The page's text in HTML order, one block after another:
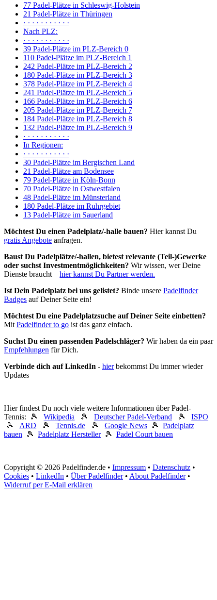
77 Padel-Plätze in Schleswig-Holstein
21 Padel-Plätze in Thüringen
· · · · · · · · · · ·
Nach PLZ:
· · · · · · · · · · ·
39 Padel-Plätze im PLZ-Bereich 0
110 Padel-Plätze im PLZ-Bereich 1
242 Padel-Plätze im PLZ-Bereich 2
180 Padel-Plätze im PLZ-Bereich 3
378 Padel-Plätze im PLZ-Bereich 4
241 Padel-Plätze im PLZ-Bereich 5
166 Padel-Plätze im PLZ-Bereich 6
205 Padel-Plätze im PLZ-Bereich 7
184 Padel-Plätze im PLZ-Bereich 8
132 Padel-Plätze im PLZ-Bereich 9
· · · · · · · · · · ·
In Regionen:
· · · · · · · · · · ·
30 Padel-Plätze im Bergischen Land
21 Padel-Plätze am Bodensee
79 Padel-Plätze in Köln-Bonn
70 Padel-Plätze in Ostwestfalen
48 Padel-Plätze im Münsterland
180 Padel-Plätze im Ruhrgebiet
13 Padel-Plätze im Sauerland
Möchtest Du einen Padelplatz/-halle bauen? Hier kannst Du
gratis Angebote anfragen.
Baust Du Padel­plätze/-hallen, bietest relevante (Teil-)Gewerke
oder suchst In­vest­ment­möglich­keiten? Wir wissen, wer Deine
Dienste braucht – hier kannst Du Partner werden.
Ist Dein Padelplatz bei uns gelistet? Binde unsere Padelfinder
Badges auf Deiner Seite ein!
Möchtest Du eine Padelplatzsuche auf Deiner Seite einbetten?
MitPadelfinder to go ist das ganz einfach.
Suchst Du einen passenden Padelschläger? Wir haben da ein paar
Empfehlungen für Dich.
Verbinde dich auf LinkedIn - hierbekommst Du immer wieder
Updates
Hier findest Du noch viele weitere Informationen über Padel-
Tennis: 🎾 Wikipedia 🎾 Deutscher Padel-Verband 🎾 ISPO
🎾 ARD 🎾 Tennis.de 🎾 Google News 🎾 Padelplatz
bauen 🎾 Padelplatz Hersteller🎾 Padel Court bauen
Copyright © 2026 Padelfinder.de • Impressum • Datenschutz •
Cookies • LinkedIn • Über Padelfinder• About Padelfinder•
Widerruf per E-Mail erklären